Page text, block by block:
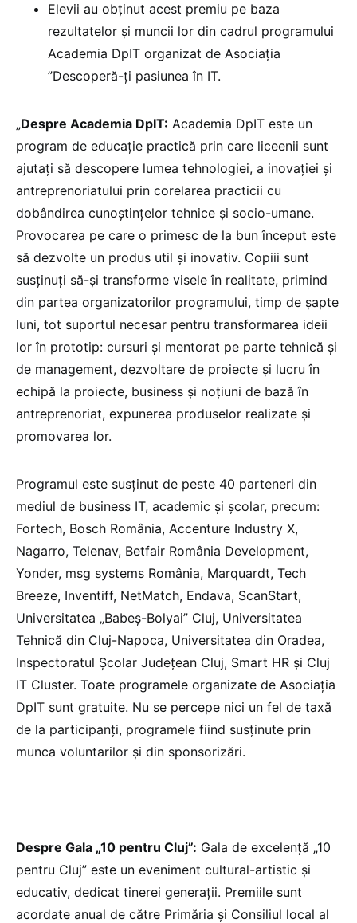
Elevii au obținut acest premiu pe baza
rezultatelor și muncii lor din cadrul programului
Academia DpIT organizat de Asociația
”Descoperă-ți pasiunea în IT.
„Despre Academia DpIT: Academia DpIT este un
program de educație practică prin care liceenii sunt
ajutați să descopere lumea tehnologiei, a inovației și
antreprenoriatului prin corelarea practicii cu
dobândirea cunoștințelor tehnice și socio-umane.
Provocarea pe care o primesc de la bun început este
să dezvolte un produs util și inovativ. Copiii sunt
susținuți să-și transforme visele în realitate, primind
din partea organizatorilor programului, timp de șapte
luni, tot suportul necesar pentru transformarea ideii
lor în prototip: cursuri și mentorat pe parte tehnică și
de management, dezvoltare de proiecte și lucru în
echipă la proiecte, business și noțiuni de bază în
antreprenoriat, expunerea produselor realizate și
promovarea lor.
Programul este susţinut de peste 40 parteneri din
mediul de business IT, academic şi şcolar, precum:
Fortech, Bosch România, Accenture Industry X,
Nagarro, Telenav, Betfair România Development,
Yonder, msg systems România, Marquardt, Tech
Breeze, Inventiff, NetMatch, Endava, ScanStart,
Universitatea „Babeș-Bolyai” Cluj, Universitatea
Tehnică din Cluj-Napoca, Universitatea din Oradea,
Inspectoratul Școlar Județean Cluj, Smart HR și Cluj
IT Cluster. Toate programele organizate de Asociația
DpIT sunt gratuite. Nu se percepe nici un fel de taxă
de la participanți, programele fiind susținute prin
munca voluntarilor și din sponsorizări.
Despre Gala „10 pentru Cluj”: Gala de excelenţă „10
pentru Cluj” este un eveniment cultural-artistic şi
educativ, dedicat tinerei generaţii. Premiile sunt
acordate anual de către Primăria şi Consiliul local al